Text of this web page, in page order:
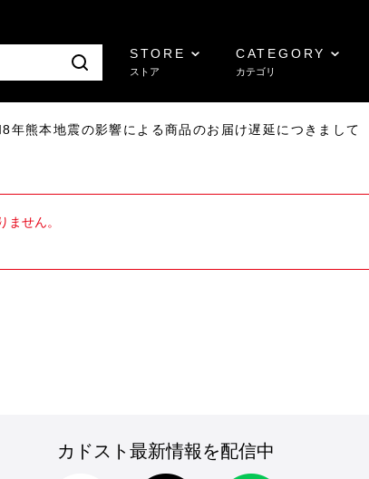
STORE
ストア
CATEGORY
カテゴリ
熊本地震の影響による商品のお届け遅延につきまして
せん。
カドスト最新情報を配信中